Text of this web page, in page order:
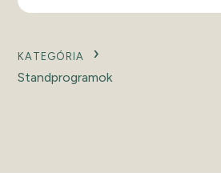
KATEGÓRIA
Standprogramok